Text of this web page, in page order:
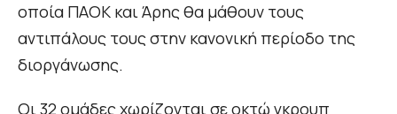
οποία ΠΑΟΚ και Άρης θα μάθουν τους
αντιπάλους τους στην κανονική περίοδο της
διοργάνωσης.
Οι 32 ομάδες χωρίζονται σε οκτώ γκρουπ